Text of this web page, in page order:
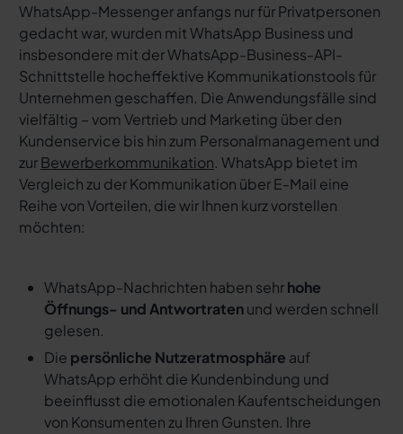
WhatsApp-Messenger anfangs nur für Privatpersonen
gedacht war, wurden mit WhatsApp Business und
insbesondere mit der WhatsApp-Business-API-
Schnittstelle hocheffektive Kommunikationstools für
Unternehmen geschaffen. Die Anwendungsfälle sind
vielfältig – vom Vertrieb und Marketing über den
Kundenservice bis hin zum Personalmanagement und
zurBewerberkommunikation. WhatsApp bietet im
Vergleich zu der Kommunikation über E-Mail eine
Reihe von Vorteilen, die wir Ihnen kurz vorstellen
möchten:
WhatsApp-Nachrichten haben sehrhohe
Öffnungs- und Antwortratenund werden schnell
gelesen.
Die persönliche Nutzeratmosphäre auf
WhatsApp erhöht die Kundenbindung und
beeinflusst die emotionalen Kaufentscheidungen
von Konsumenten zu Ihren Gunsten. Ihre